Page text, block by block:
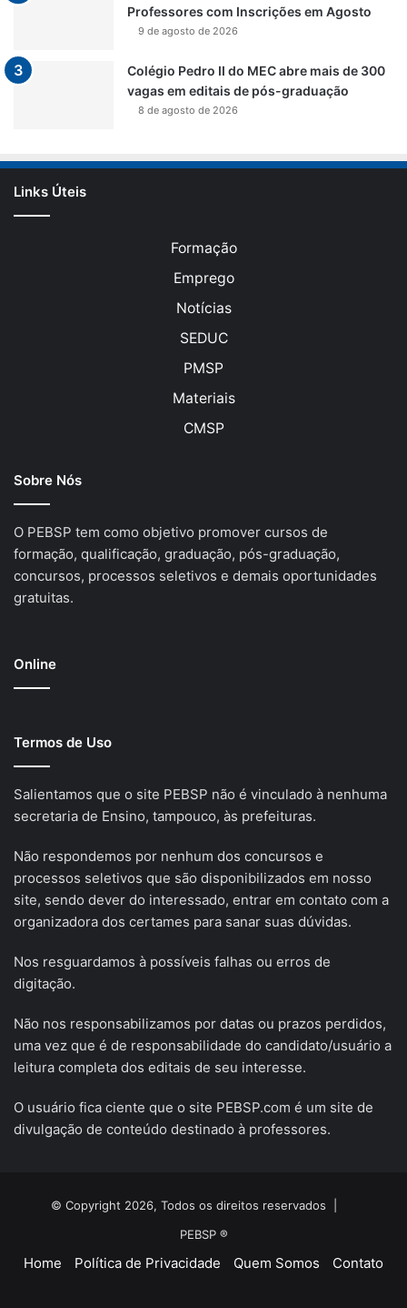
Professores com Inscrições em Agosto
9 de agosto de 2026
Colégio Pedro II do MEC abre mais de 300
vagas em editais de pós-graduação
8 de agosto de 2026
Links Úteis
Formação
Emprego
Notícias
SEDUC
PMSP
Materiais
CMSP
Sobre Nós
O PEBSP tem como objetivo promover cursos de
formação, qualificação, graduação, pós-graduação,
concursos, processos seletivos e demais oportunidades
gratuitas.
Online
Termos de Uso
Salientamos que o site PEBSP não é vinculado à nenhuma
secretaria de Ensino, tampouco, às prefeituras.
Não respondemos por nenhum dos concursos e
processos seletivos que são disponibilizados em nosso
site, sendo dever do interessado, entrar em contato com a
organizadora dos certames para sanar suas dúvidas.
Nos resguardamos à possíveis falhas ou erros de
digitação.
Não nos responsabilizamos por datas ou prazos perdidos,
uma vez que é de responsabilidade do candidato/usuário a
leitura completa dos editais de seu interesse.
O usuário fica ciente que o site PEBSP.com é um site de
divulgação de conteúdo destinado à professores.
© Copyright 2026, Todos os direitos reservados |
PEBSP ®
Home Política de Privacidade Quem Somos Contato